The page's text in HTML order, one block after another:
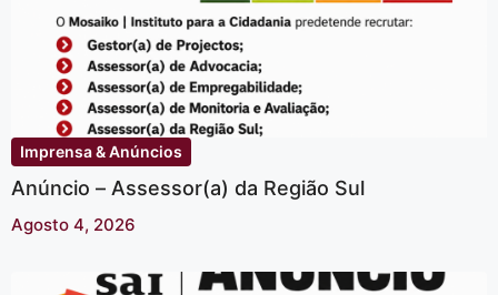
Imprensa & Anúncios
Anúncio – Assessor(a) da Região Sul
Agosto 4, 2026